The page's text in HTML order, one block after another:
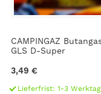
CAMPINGAZ
GLS D-Super
3,49 €
Lieferfrist: 1-3